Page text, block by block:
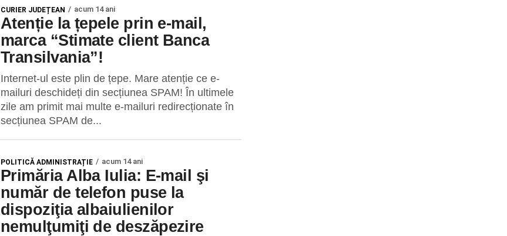
CURIER JUDEȚEAN acum 14 ani
Atenție la țepele prin e-mail,
marca “Stimate client Banca
Transilvania”!
Internet-ul este plin de țepe. Mare atenție ce e-
mailuri deschideți din secțiunea SPAM! În ultimele
zile am primit mai multe e-mailuri redirecționate în
secțiunea SPAM de...
POLITICĂ ADMINISTRAȚIE acum 14 ani
Primăria Alba Iulia: E-mail şi
număr de telefon puse la
dispoziţia albaiulienilor
nemulţumiţi de deszăpezire